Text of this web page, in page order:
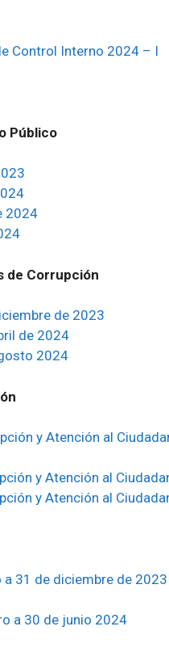
Control Interno 2024 – I
Público
2024
de Corrupción
de 2023
de 2024
2024
y Atención al
y Atención al
y Atención al
31 de diciembre de 2023
a 30 de junio 2024